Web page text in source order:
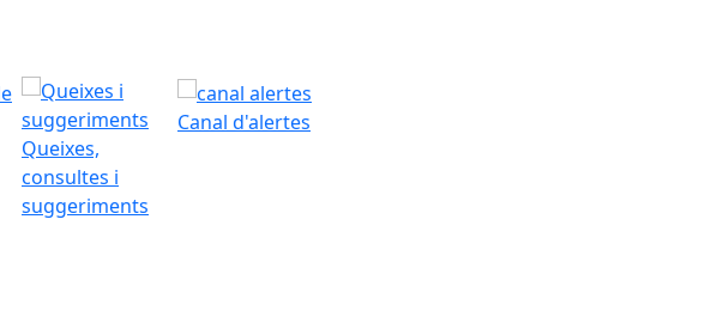
Queixes,
consultes i
suggeriments
Canal d'alertes